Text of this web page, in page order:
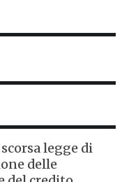
legge di
delle